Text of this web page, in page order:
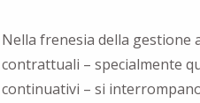
Nella frenesia della gestione
contrattuali – specialmente
continuativi – si